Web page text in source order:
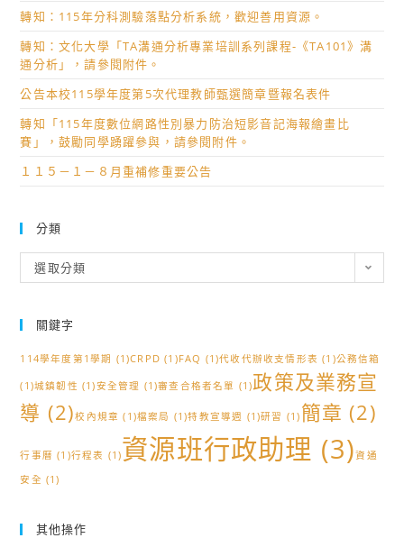
轉知：115年分科測驗落點分析系統，歡迎善用資源。
轉知：文化大學「TA溝通分析專業培訓系列課程-《TA101》溝
通分析」，請參閱附件。
公告本校115學年度第5次代理教師甄選簡章暨報名表件
轉知「115年度數位網路性別暴力防治短影音記海報繪畫比
賽」，鼓勵同學踴躍參與，請參閱附件。
１１５－１－８月重補修重要公告
分類
類
選取分類
關鍵字
114學年度第1學期 (1)CRPD (1)FAQ (1)代收代辦收支情形表 (1)公務信箱
(1)城鎮韌性 (1)安全管理 (1)審查合格者名單 (1)政策及業務宣
導 (2)校內規章 (1)檔案局 (1)特教宣導週 (1)研習 (1) 簡章 (2)
行事曆 (1)行程表 (1)資源班行政助理 (3)資通
安全 (1)
其他操作